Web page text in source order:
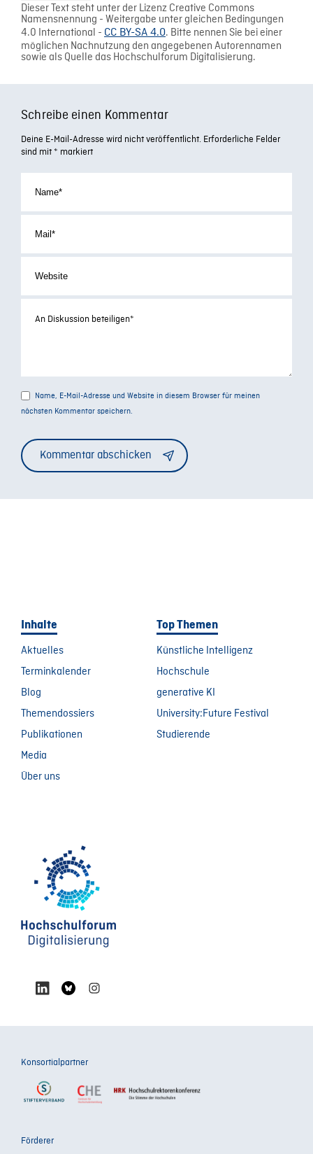
Dieser Text steht unter der Lizenz Creative Commons
Namensnennung - Weitergabe unter gleichen Bedingungen
4.0 International - CC BY-SA 4.0. Bitte nennen Sie bei einer
möglichen Nachnutzung den angegebenen Autorennamen
sowie als Quelle das Hochschulforum Digitalisierung.
Schreibe einen Kommentar
Deine E-Mail-Adresse wird nicht veröffentlicht. Erforderliche Felder
sind mit * markiert
Name, E-Mail-Adresse und Website in diesem Browser für meinen
nächsten Kommentar speichern.
Inhalte
Aktuelles
Terminkalender
Blog
Themendossiers
Publikationen
Media
Über uns
Top Themen
Künstliche Intelligenz
Hochschule
generative KI
University:Future Festival
Studierende
Konsortialpartner
Förderer